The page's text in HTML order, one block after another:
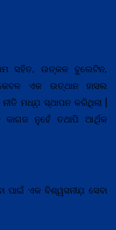
ସହିତ, ଉତ୍କଳ ବୁଲେଟିନ,
ଏକ ଉତ୍ଥାନ ହାସଲ
ମଧ୍ଯ଼ ସ୍ଥାପନ କରିଥିଲା |
ନୁହେଁ ତଥାପି ଆର୍ଥିକ
ଏକ ବିଶ୍ୱସନୀଯ଼ ସେବା